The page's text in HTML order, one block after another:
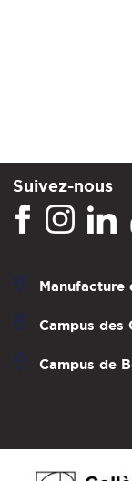
Suivez-nous
Manufacture
Campus des
Campus de